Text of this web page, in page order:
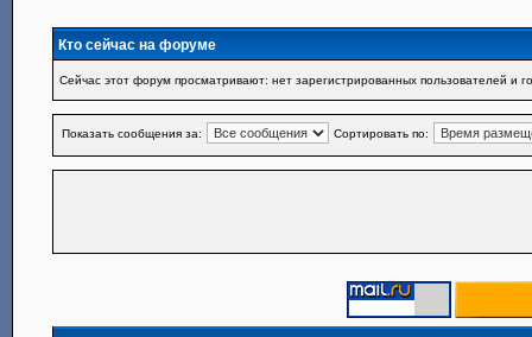
Кто сейчас на форуме
Сейчас этот форум просматривают: нет зарегистрированных пользователей и
Показать сообщения за: Сортировать по: